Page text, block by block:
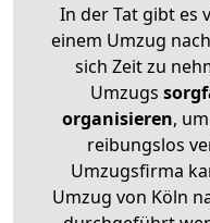
In der Tat gibt es
einem Umzug
sich Zeit zu
Umzugs
organisieren,
reibungslos
Umzugsfirma
Umzug von Köln